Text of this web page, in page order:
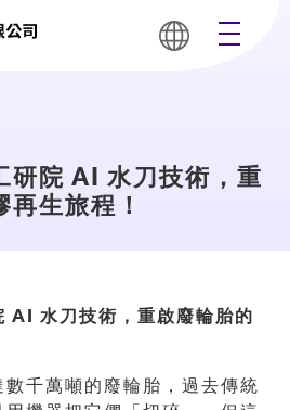
研院 AI 水刀技術，重
生旅程！
AI 水刀技術，重啟廢輪胎的
千萬噸的廢輪胎，過去傳統